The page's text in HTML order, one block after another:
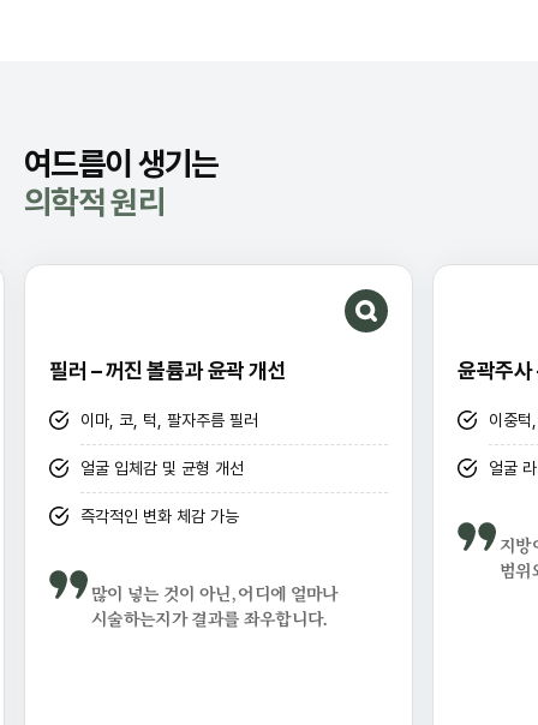
여드름이 생기는
의학적 원리
필러 – 꺼진 볼륨과 윤곽 개선
이마, 코, 턱, 팔자주름 필러
얼굴 입체감 및 균형 개선
즉각적인 변화 체감 가능
많이 넣는 것이 아닌, 어디에 얼마나
시술하는지가 결과를 좌우합니다.
윤곽주사
이중턱
얼굴
지방
범위